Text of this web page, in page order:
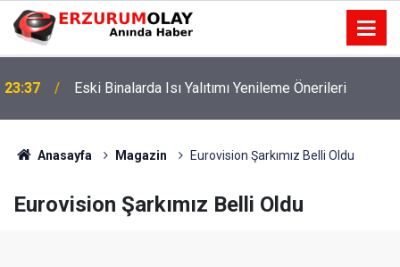
23:37
23:36
Yeterlik Dosyasında İş Deneyim Güncelleme
Önerileri
Anasayfa Magazin Eurovision Şarkımız Belli Oldu
Eurovision Şarkımız Belli Oldu